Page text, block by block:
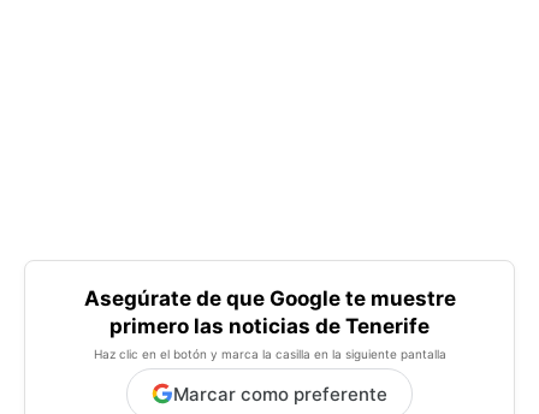
Asegúrate de que Google te muestre
primero las noticias de Tenerife
Haz clic en el botón y marca la casilla en la siguiente pantalla
Marcar como preferente